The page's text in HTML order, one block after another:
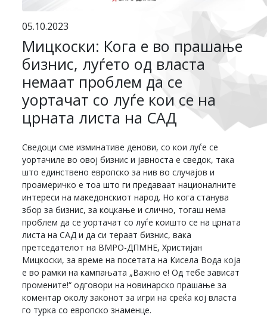
05.10.2023
Мицкоски: Кога е во прашање
бизнис, луѓето од власта
немаат проблем да се
уортачат со луѓе кои се на
црната листа на САД
Сведоци сме изминативе денови, со кои луѓе се
уортачиле во овој бизнис и јавноста е сведок, така
што единствено европско за нив во случајов и
проамеричко е тоа што ги предаваат националните
интереси на македонскиот народ. Но кога станува
збор за бизнис, за коцкање и слично, тогаш нема
проблем да се уортачат со луѓе коишто се на црната
листа на САД и да си тераат бизнис, вака
претседателот на ВМРО-ДПМНЕ, Христијан
Мицкоски, за време на посетата на Кисела Вода која
е во рамки на кампањата „Важно е! Од тебе зависат
промените!“ одговори на новинарско прашање за
коментар околу законот за игри на среќа кој власта
го турка со европско знаменце.